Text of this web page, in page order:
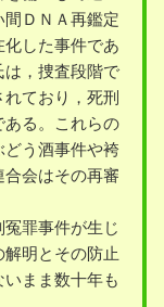
ＤＮＡ再鑑定
した事件であ
は，捜査段階で
ており，死刑
る。これらの
う酒事件や袴
会はその再審
罪事件が生じ
明とその防止
まま数十年も